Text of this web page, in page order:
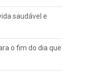
saudável e
o fim do dia que